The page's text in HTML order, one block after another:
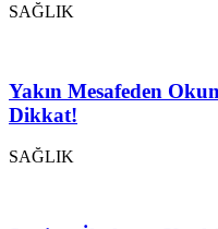
SAĞLIK
Yakın Mesafeden
Dikkat!
SAĞLIK